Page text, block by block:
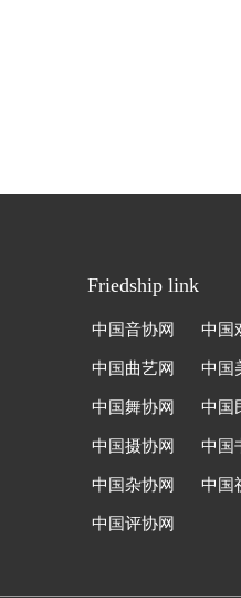
中国音协网
中国
中国曲艺网
中国
中国舞协网
中国
中国摄协网
中国
中国杂协网 中国
中国评协网
Friedship link